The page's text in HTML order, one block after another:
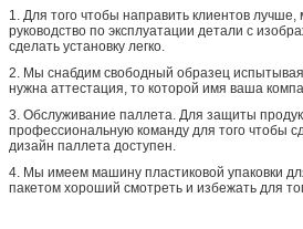
1. Для того чтобы направить клиентов
руководство по эксплуатации детали с
сделать установку легко.
2. Мы снабдим свободный образец
нужна аттестация, то которой имя ваша
3. Обслуживание паллета. Для защиты
профессиональную команду для того чтобы
дизайн паллета доступен.
4. Мы имеем машину пластиковой упаковки
пакетом хороший смотреть и избежать для